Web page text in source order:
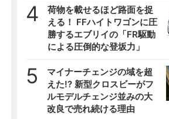
4
荷物を載せるほど路面を捉
える！ FFハイトワゴンに圧
勝するエブリイの「FR駆動
による圧倒的な登坂力」
5
マイナーチェンジの域を超
えた!? 新型クロスビーがフ
ルモデルチェンジ並みの大
改良で売れ続ける理由